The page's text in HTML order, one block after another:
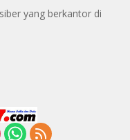
yang berkantor di